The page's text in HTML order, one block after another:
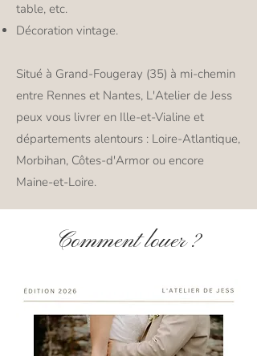
table, etc.
​Décoration vintage.​
Situé à Grand-Fougeray (35) à mi-chemin
entre Rennes et Nantes, L'Atelier de Jess
peux vous livrer en Ille-et-Vialine et
départements alentours : Loire-Atlantique,
Morbihan, Côtes-d'Armor ou encore
Maine-et-Loire.
Comment louer ?